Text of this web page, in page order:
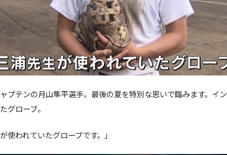
プテンの月山隼平選手。最後の夏を特別な思いで臨みます。イ
グローブ。
使われていたグローブです。」